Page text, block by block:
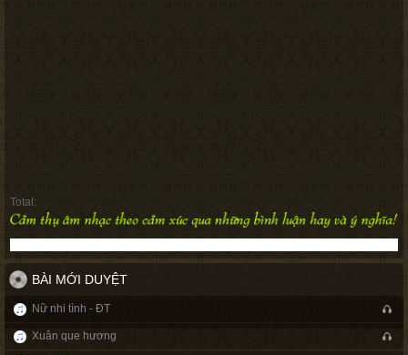
Total:
BÀI MỚI DUYỆT
Nữ nhi tình - ĐT
Xuân que hương